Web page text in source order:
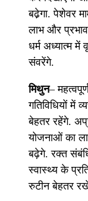
बढे़गा. पेशेवर
लाभ और प्रभाव
धर्म अध्यात्म में
संवरेंगे.
मिथुन–
गतिविधियों में
बेहतर रहेंगे.
योजनाओं का
बढ़ेगे. रक्त
स्वास्थ्य के
रुटीन बेहतर